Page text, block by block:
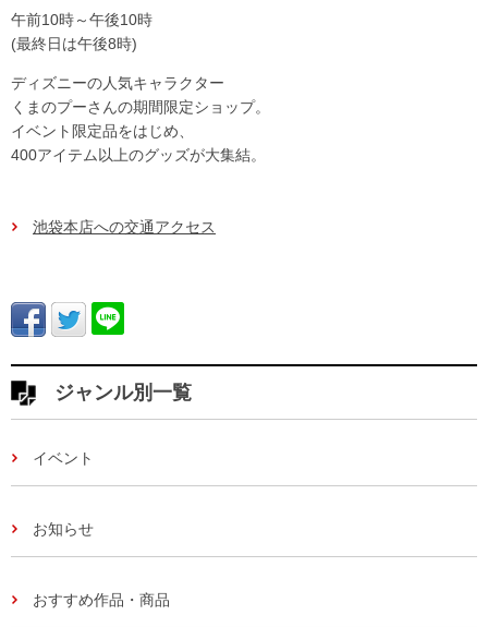
午前10時～午後10時
(最終日は午後8時)
ディズニーの人気キャラクター
くまのプーさんの期間限定ショップ。
イベント限定品をはじめ、
400アイテム以上のグッズが大集結。
池袋本店への交通アクセス
ジャンル別一覧
イベント
お知らせ
おすすめ作品・商品